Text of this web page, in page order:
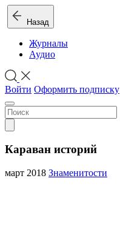
Назад
Журналы
Аудио
Войти Оформить подписку
Караван историй
март 2018 Знаменитости